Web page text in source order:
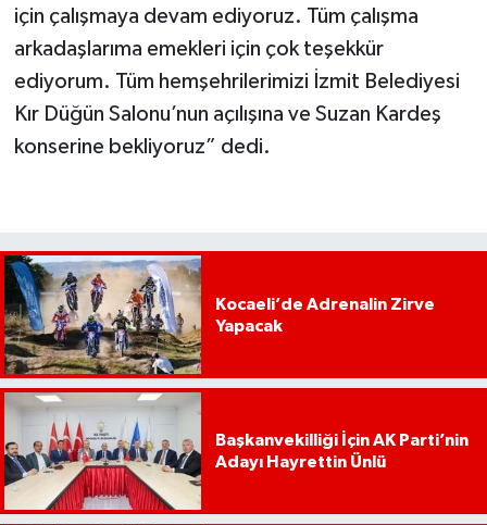
için çalışmaya devam ediyoruz. Tüm çalışma
arkadaşlarıma emekleri için çok teşekkür
ediyorum. Tüm hemşehrilerimizi İzmit Belediyesi
Kır Düğün Salonu’nun açılışına ve Suzan Kardeş
konserine bekliyoruz” dedi.
Kocaeli’de Adrenalin Zirve
Yapacak
Başkanvekilliği İçin AK Parti’nin
Adayı Hayrettin Ünlü